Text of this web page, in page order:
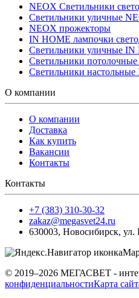
NEOX Светильники
Светильники уличные
NEOX прожекторы
IN HOME лампочки
Светильники уличные IN
Светильники
Светильники
О компании
О компании
Доставка
Как купить
Вакансии
Контакты
Контакты
+7 (383) 310-30-32
zakaz@megasvet24.ru
630003, Новосибирск, ул.
© 2019–2026 МЕГАСВЕТ -
конфиденциальностиКарта